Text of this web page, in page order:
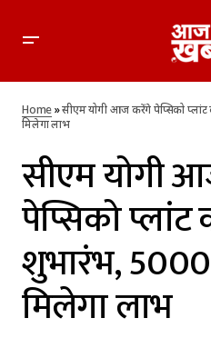
किसानों को मिलेगा लाभ
Home»सीएम योगी आज करेंगे पेप्सिको प्लांट
मिलेगा लाभ
सीएम योगी
पेप्सिको प्लांट
शुभारंभ,
मिलेगा लाभ